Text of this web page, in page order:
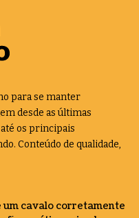
para se manter
desde as últimas
os principais
Conteúdo de qualidade,
um cavalo corretamente